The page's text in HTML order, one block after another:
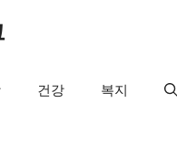
건강 복지